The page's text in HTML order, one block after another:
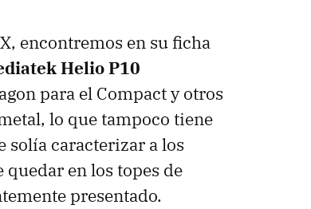
encontremos en su ficha
Helio P10
para el Compact y otros
lo que tampoco tiene
solía caracterizar a los
quedar en los topes de
presentado.